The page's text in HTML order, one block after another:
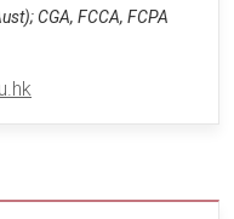
CGA, FCCA, FCPA